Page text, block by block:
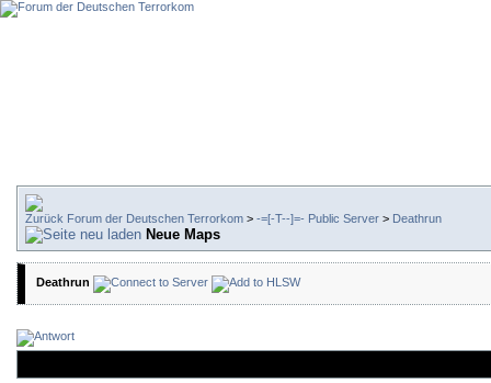
Forum der Deutschen Terrorkom > -=[-T--]=- Public Server > Deathrun
Neue Maps
Deathrun